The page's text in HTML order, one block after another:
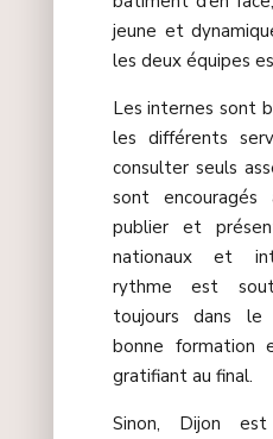
jeune et
les deux équipes
Les internes sont
les différents
consulter seuls
sont
publier et
nationaux et
rythme est
toujours dans le
bonne formation
gratifiant au final.
Sinon, Dijon